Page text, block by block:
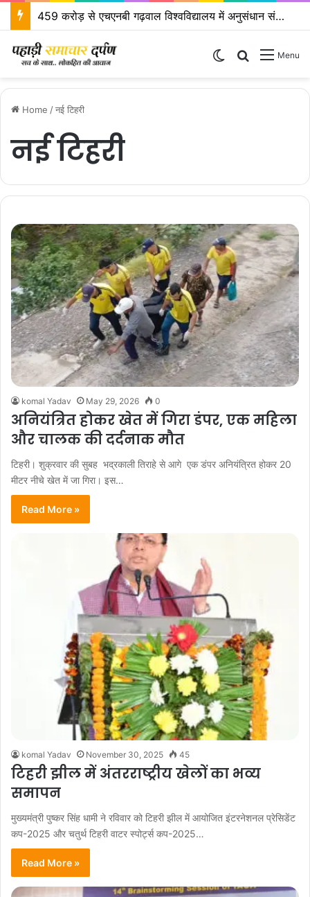
459 करोड़ से एचएनबी गढ़वाल विश्वविद्यालय में अनुसंधान संरचना होगी
Menu
Search for
Switch skin
Home /नई टिहरी
नई टिहरी
komal Yadav May 29, 2026 0
अनियंत्रित होकर खेत में गिरा डंपर, एक महिला
और चालक की दर्दनाक मौत
टिहरी। शुक्रवार की सुबह भद्रकाली तिराहे से आगे एक डंपर अनियंत्रित होकर 20
मीटर नीचे खेत में जा गिरा। इस…
Read More »
komal Yadav November 30, 2025 45
टिहरी झील में अंतरराष्ट्रीय खेलों का भव्य
समापन
मुख्यमंत्री पुष्कर सिंह धामी ने रविवार को टिहरी झील में आयोजित इंटरनेशनल प्रेसिडेंट
कप-2025 और चतुर्थ टिहरी वाटर स्पोर्ट्स कप-2025…
Read More »